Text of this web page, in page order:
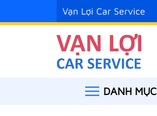
Vạn Lợi Car Service
DANH MỤC